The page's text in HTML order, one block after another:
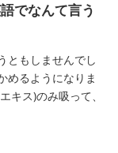
でなんて言う
ともしませんでし
めるようになりま
キス)のみ吸って、